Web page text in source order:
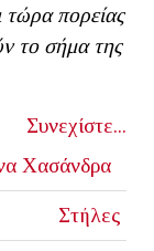
πορείας
το σήμα της
Συνεχίστε...
Χασάνδρα
Στήλες